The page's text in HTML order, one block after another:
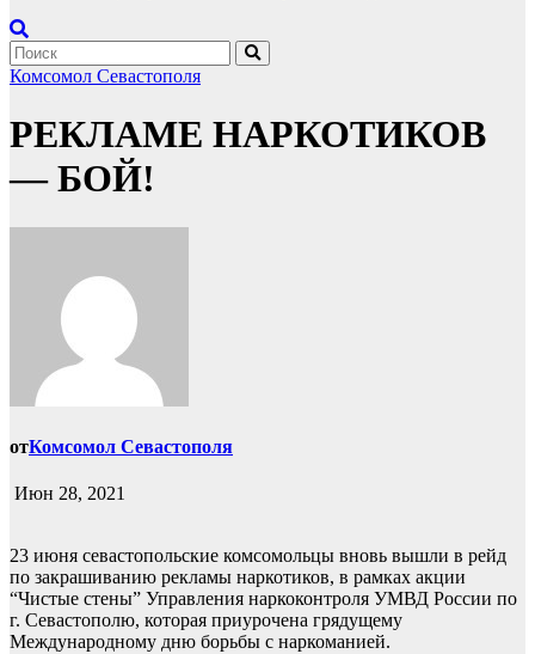
Комсомол Севастополя
РЕКЛАМЕ НАРКОТИКОВ
— БОЙ!
отКомсомол Севастополя
Июн 28, 2021
23 июня севастопольские комсомольцы вновь вышли в рейд
по закрашиванию рекламы наркотиков, в рамках акции
“Чистые стены” Управления наркоконтроля УМВД России по
г. Севастополю, которая приурочена грядущему
Международному дню борьбы с наркоманией.